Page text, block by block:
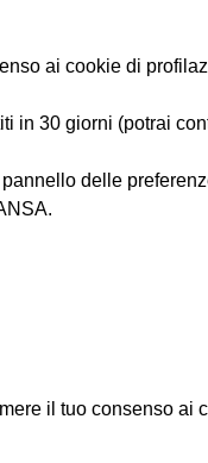
ai cookie di
in 30 giorni (potrai
delle
il tuo consenso